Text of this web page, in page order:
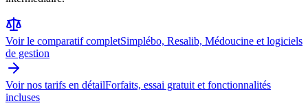
Voir le comparatif completSimplébo, Resalib, Médoucine et logiciels
de gestion
Voir nos tarifs en détailForfaits, essai gratuit et fonctionnalités
incluses